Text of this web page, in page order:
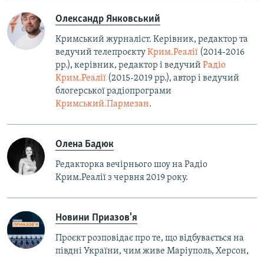
Олександр Янковський
Кримський журналіст. Керівник, редактор та
ведучий телепроєктуКрим.Реалії (2014-2016
рр.), керівник, редактор і ведучий Радіо
Крим.Реалії (2015-2019 рр.), автор і ведучий
блогерської радіопрограми
Кримський.Пармезан.​
Олена Бадюк
Редакторка вечірнього шоу на Радіо
Крим.Реалії з червня 2019 року.
Новини Приазов'я
Проєкт розповідає про те, що відбувається на
півдні України, чим живе Маріуполь, Херсон,